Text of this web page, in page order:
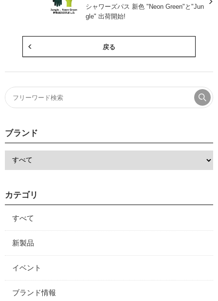
シャワーズパス 新色 "Neon Green"と"Jun
gle" 出荷開始!
戻る
ブランド
カテゴリ
すべて
新製品
イベント
ブランド情報